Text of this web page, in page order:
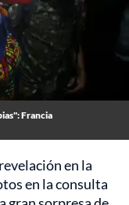
Francia
en la
en la consulta